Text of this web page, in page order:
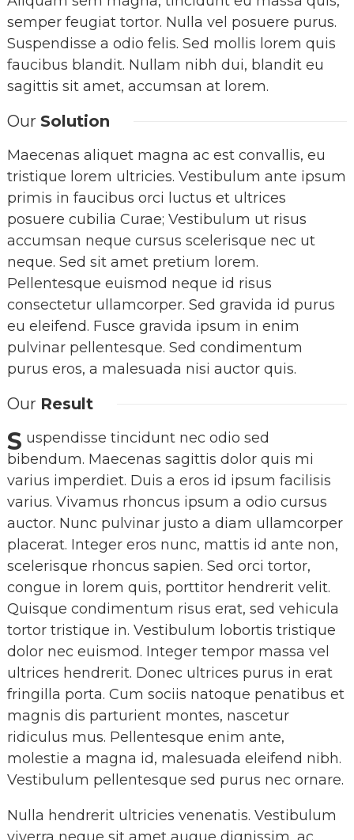
semper feugiat tortor. Nulla vel posuere purus.
Suspendisse a odio felis. Sed mollis lorem quis
faucibus blandit. Nullam nibh dui, blandit eu
sagittis sit amet, accumsan at lorem.
Our Solution
Maecenas aliquet magna ac est convallis, eu
tristique lorem ultricies. Vestibulum ante ipsum
primis in faucibus orci luctus et ultrices
posuere cubilia Curae; Vestibulum ut risus
accumsan neque cursus scelerisque nec ut
neque. Sed sit amet pretium lorem.
Pellentesque euismod neque id risus
consectetur ullamcorper. Sed gravida id purus
eu eleifend. Fusce gravida ipsum in enim
pulvinar pellentesque. Sed condimentum
purus eros, a malesuada nisi auctor quis.
Our Result
S uspendisse tincidunt nec odio sed
bibendum. Maecenas sagittis dolor quis mi
varius imperdiet. Duis a eros id ipsum facilisis
varius. Vivamus rhoncus ipsum a odio cursus
auctor. Nunc pulvinar justo a diam ullamcorper
placerat. Integer eros nunc, mattis id ante non,
scelerisque rhoncus sapien. Sed orci tortor,
congue in lorem quis, porttitor hendrerit velit.
Quisque condimentum risus erat, sed vehicula
tortor tristique in. Vestibulum lobortis tristique
dolor nec euismod. Integer tempor massa vel
ultrices hendrerit. Donec ultrices purus in erat
fringilla porta. Cum sociis natoque penatibus et
magnis dis parturient montes, nascetur
ridiculus mus. Pellentesque enim ante,
molestie a magna id, malesuada eleifend nibh.
Vestibulum pellentesque sed purus nec ornare.
Nulla hendrerit ultricies venenatis. Vestibulum